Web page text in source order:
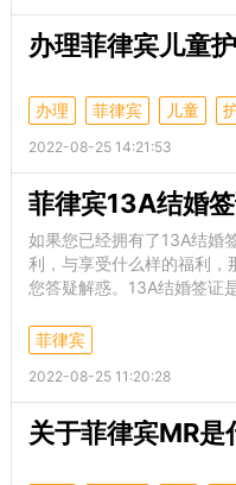
办理菲律宾儿童
办理 菲律宾 儿童
2022-08-25 14:21:53
如果您已经拥有了13A结婚
利，与享受什么样的福利，
您答疑解惑。13A结婚签证
菲律宾
2022-08-25 11:20:28
关于菲律宾MR是